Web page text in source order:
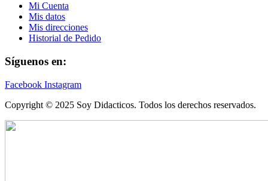
Mi Cuenta
Mis datos
Mis direcciones
Historial de Pedido
Síguenos en:
Facebook Instagram
Copyright © 2025 Soy Didacticos. Todos los derechos reservados.